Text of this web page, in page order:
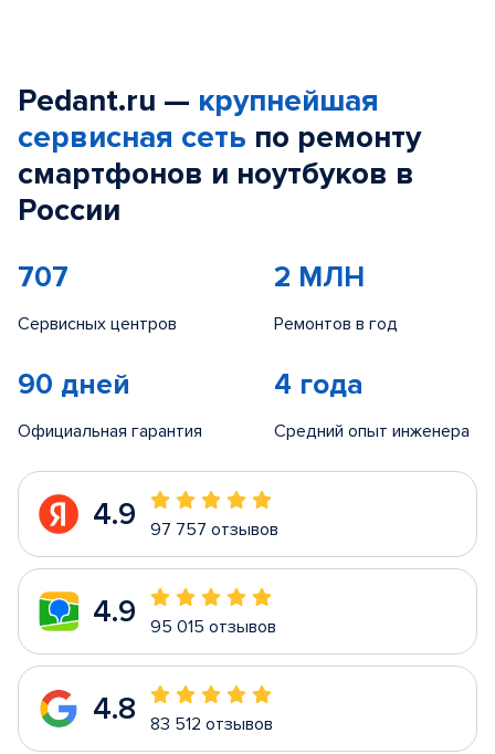
Pedant.ru — крупнейшая
сервисная сеть по ремонту
смартфонов и ноутбуков в
России
707
Сервисных центров
2 МЛН
Ремонтов в год
90 дней
Официальная гарантия
4 года
Средний опыт инженера
4.9 97 757 отзывов
4.9 95 015 отзывов
4.8 83 512 отзывов